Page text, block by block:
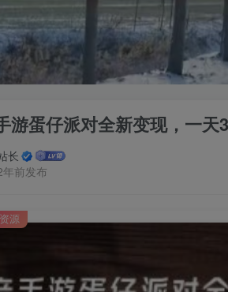
游蛋仔派对全新变现，一
长
年前发布
源